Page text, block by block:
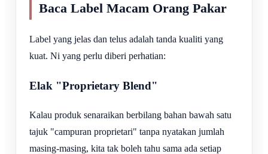
Baca Label Macam Orang Pakar
Label yang jelas dan telus adalah tanda kualiti yang
kuat. Ni yang perlu diberi perhatian:
Elak "Proprietary Blend"
Kalau produk senaraikan berbilang bahan bawah satu
tajuk "campuran proprietari" tanpa nyatakan jumlah
masing-masing, kita tak boleh tahu sama ada setiap